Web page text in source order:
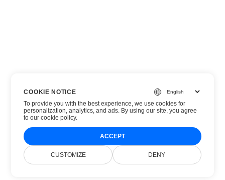
COOKIE NOTICE
To provide you with the best experience, we use cookies for
personalization, analytics, and ads. By using our site, you agree
toour cookie policy.
ACCEPT
CUSTOMIZE DENY